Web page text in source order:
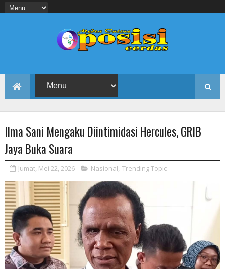
Ilma Sani Mengaku Diintimidasi Hercules, GRIB
Jaya Buka Suara
Jumat, Mei 22, 2026 Nasional, Trending Topic